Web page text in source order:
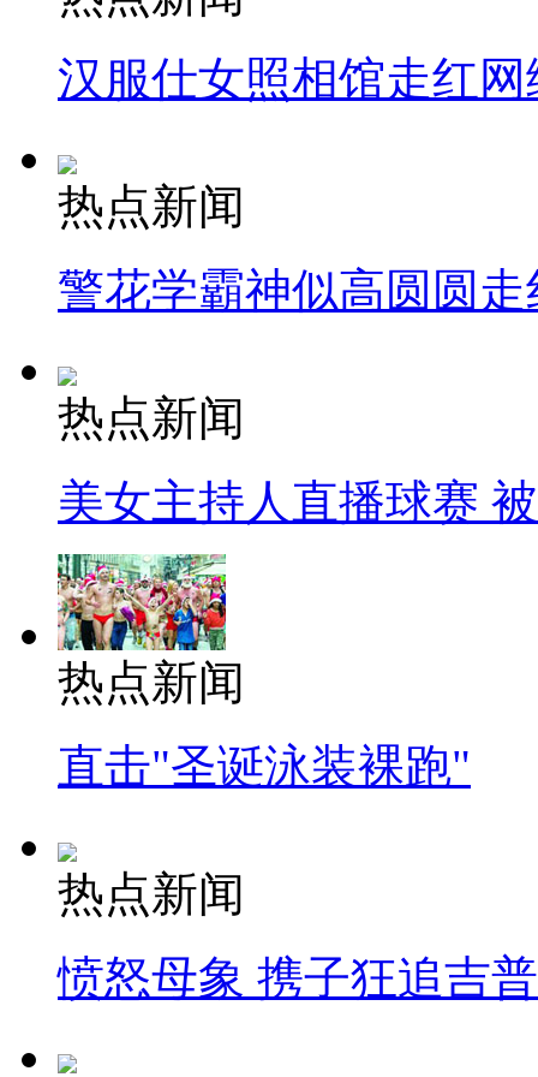
汉服仕女照相馆走红网
热点新闻
警花学霸神似高圆圆走
热点新闻
美女主持人直播球赛
热点新闻
直击"圣诞泳装裸跑"
热点新闻
愤怒母象 携子狂追吉